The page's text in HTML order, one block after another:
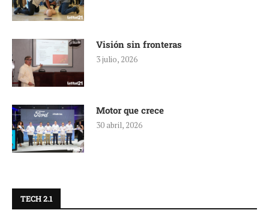
Visión sin fronteras
3 julio, 2026
Motor que crece
30 abril, 2026
TECH 2.1